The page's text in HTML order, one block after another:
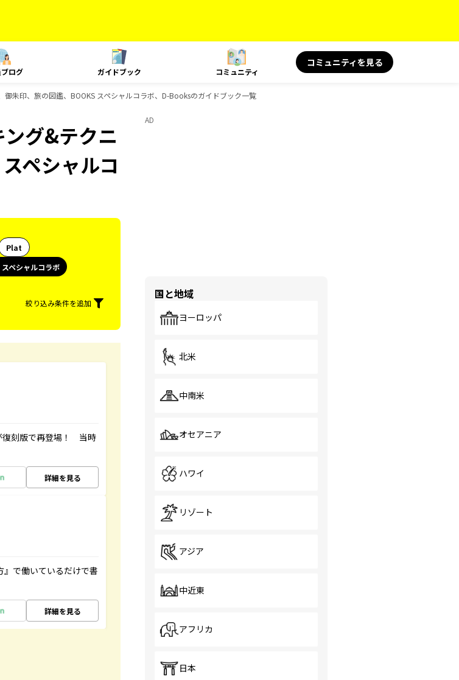
ログ ガイドブック コミュニティ
コミュニティを見る
朱印、旅の図鑑、BOOKS スペシャルコラボ、D-Booksのガイドブック一覧
グ&テクニ
ペシャルコ
Plat
ペシャルコラボ
絞り込み条件を追加
復刻版で再登場！ 当時
詳細を見る
で働いているだけで書
詳細を見る
AD
国と地域
ヨーロッパ
北米
中南米
オセアニア
ハワイ
リゾート
アジア
中近東
アフリカ
日本